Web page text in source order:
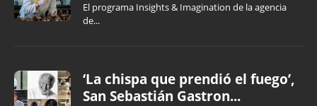
El programa Insights & Imagination de la agencia
de...
‘La chispa que prendió el fuego’,
San Sebastián Gastron...